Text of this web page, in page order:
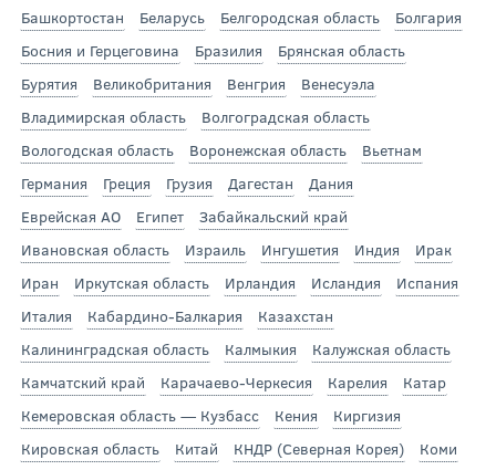
Башкортостан
Беларусь Белгородская область
Болгария
Босния и Герцеговина
Бразилия
Брянская область
Бурятия
Великобритания Венгрия
Венесуэла
Владимирская область
Волгоградская область
Вологодская область
Воронежская область
Вьетнам
Германия
Греция Грузия Дагестан
Дания
Еврейская АО
Египет
Забайкальский край
Ивановская область
Израиль Ингушетия Индия
Ирак
Иран
Иркутская область Ирландия Исландия
Испания
Италия
Кабардино-Балкария
Казахстан
Калининградская область
Калмыкия
Калужская область
Камчатский край
Карачаево-Черкесия Карелия
Катар
Кемеровская область — Кузбасс
Кения
Киргизия
Кировская область
Китай КНДР (Северная Корея)
Коми